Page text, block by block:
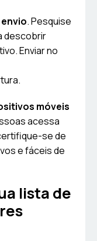
. Pesquise
descobrir
Enviar no
móveis
acessa
se de
e fáceis de
lista de